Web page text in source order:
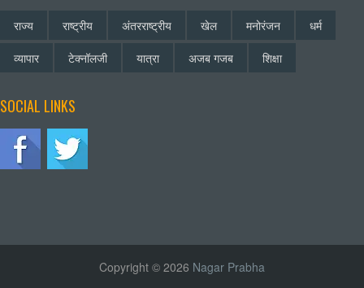
राज्य राष्ट्रीय अंतरराष्ट्रीय खेल मनोरंजन
धर्म
व्यापार
टेक्नॉलजी यात्रा अजब गजब शिक्षा
SOCIAL LINKS
Copyright © 2026 Nagar Prabha